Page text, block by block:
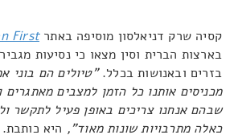
קסיה שרק דניאלסון מוסיפה באתרFirst
בארצות הברית וסין מצאו כי נסיעות
בזרים ובאנושות בכלל."טיולים הם בוני
מכניסים אותנו כל הזמן למצבים מאתגרים
שבהם אנחנו צריכים באופן פעיל לתקשר
כאלה מתרבויות שונות מאוד", היא כותבת.